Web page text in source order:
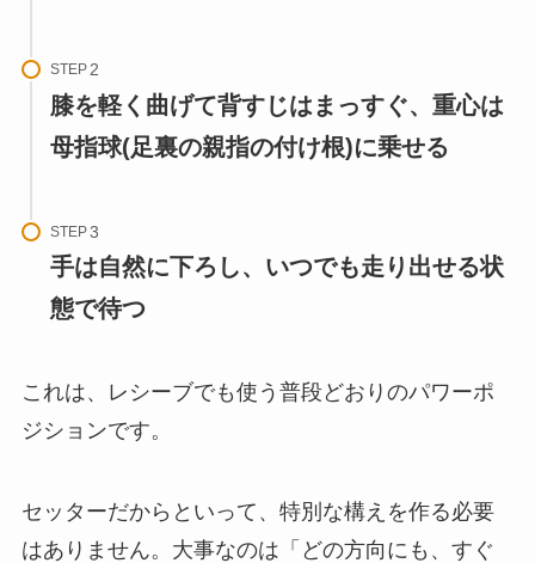
STEP
膝を軽く曲げて背すじはまっすぐ、重心は
母指球(足裏の親指の付け根)に乗せる
STEP
手は自然に下ろし、いつでも走り出せる状
態で待つ
これは、レシーブでも使う普段どおりのパワーポ
ジションです。
セッターだからといって、特別な構えを作る必要
はありません。大事なのは「どの方向にも、すぐ